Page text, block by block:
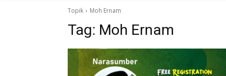
Topik Moh Ernam
Tag: Moh Ernam